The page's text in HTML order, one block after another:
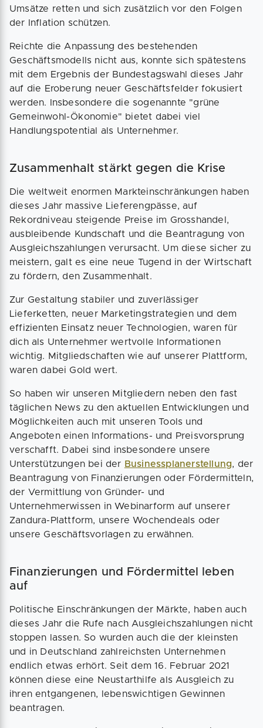
Umsätze retten und sich zusätzlich vor den Folgen
der Inflation schützen.
Reichte die Anpassung des bestehenden
Geschäftsmodells nicht aus, konnte sich spätestens
mit dem Ergebnis der Bundestagswahl dieses Jahr
auf die Eroberung neuer Geschäftsfelder fokusiert
werden. Insbesondere die sogenannte "grüne
Gemeinwohl-Ökonomie" bietet dabei viel
Handlungspotential als Unternehmer.
Zusammenhalt stärkt gegen die Krise
Die weltweit enormen Markteinschränkungen haben
dieses Jahr massive Lieferengpässe, auf
Rekordniveau steigende Preise im Grosshandel,
ausbleibende Kundschaft und die Beantragung von
Ausgleichszahlungen verursacht. Um diese sicher zu
meistern, galt es eine neue Tugend in der Wirtschaft
zu fördern, den Zusammenhalt.
Zur Gestaltung stabiler und zuverlässiger
Lieferketten, neuer Marketingstrategien und dem
effizienten Einsatz neuer Technologien, waren für
dich als Unternehmer wertvolle Informationen
wichtig. Mitgliedschaften wie auf unserer Plattform,
waren dabei Gold wert.
So haben wir unseren Mitgliedern neben den fast
täglichen News zu den aktuellen Entwicklungen und
Möglichkeiten auch mit unseren Tools und
Angeboten einen Informations- und Preisvorsprung
verschafft. Dabei sind insbesondere unsere
Unterstützungen bei der Businessplanerstellung, der
Beantragung von Finanzierungen oder Fördermitteln,
der Vermittlung von Gründer- und
Unternehmerwissen in Webinarform auf unserer
Zandura-Plattform, unsere Wochendeals oder
unsere Geschäftsvorlagen zu erwähnen.
Finanzierungen und Fördermittel leben
auf
Politische Einschränkungen der Märkte, haben auch
dieses Jahr die Rufe nach Ausgleichszahlungen nicht
stoppen lassen. So wurden auch die der kleinsten
und in Deutschland zahlreichsten Unternehmen
endlich etwas erhört. Seit dem 16. Februar 2021
können diese eine Neustarthilfe als Ausgleich zu
ihren entgangenen, lebenswichtigen Gewinnen
beantragen.